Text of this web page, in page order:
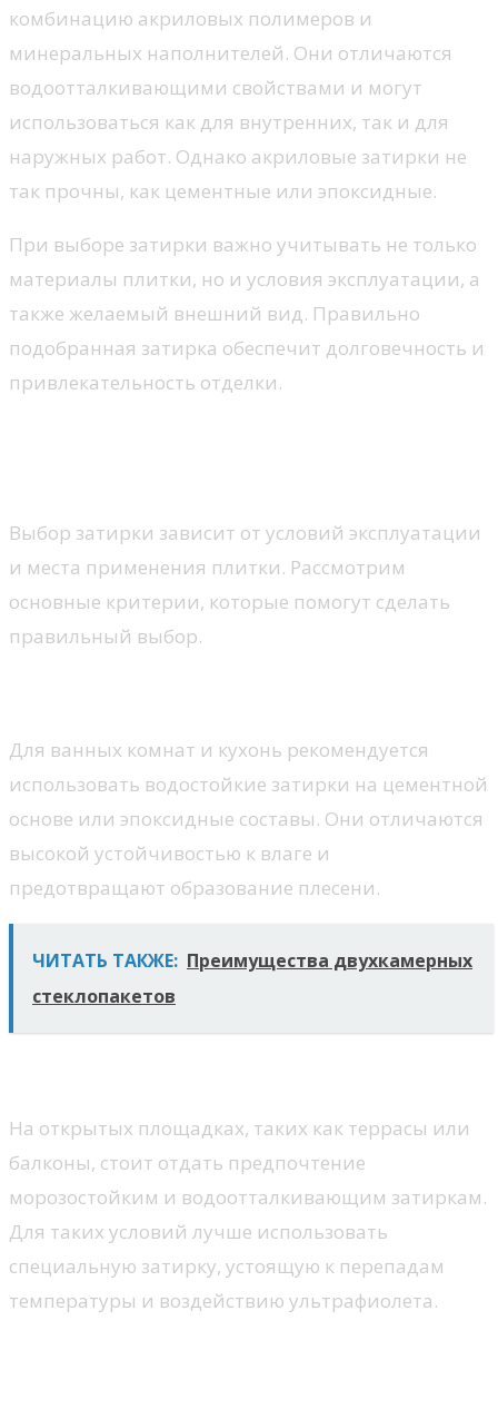
комбинацию акриловых полимеров и
минеральных наполнителей. Они отличаются
водоотталкивающими свойствами и могут
использоваться как для внутренних, так и для
наружных работ. Однако акриловые затирки не
так прочны, как цементные или эпоксидные.
При выборе затирки важно учитывать не только
материалы плитки, но и условия эксплуатации, а
также желаемый внешний вид. Правильно
подобранная затирка обеспечит долговечность и
привлекательность отделки.
Выбор затирки зависит от условий эксплуатации
и места применения плитки. Рассмотрим
основные критерии, которые помогут сделать
правильный выбор.
Для ванных комнат и кухонь рекомендуется
использовать водостойкие затирки на цементной
основе или эпоксидные составы. Они отличаются
высокой устойчивостью к влаге и
предотвращают образование плесени.
ЧИТАТЬ ТАКЖЕ: Преимущества двухкамерных
стеклопакетов
На открытых площадках, таких как террасы или
балконы, стоит отдать предпочтение
морозостойким и водоотталкивающим затиркам.
Для таких условий лучше использовать
специальную затирку, устоящую к перепадам
температуры и воздействию ультрафиолета.